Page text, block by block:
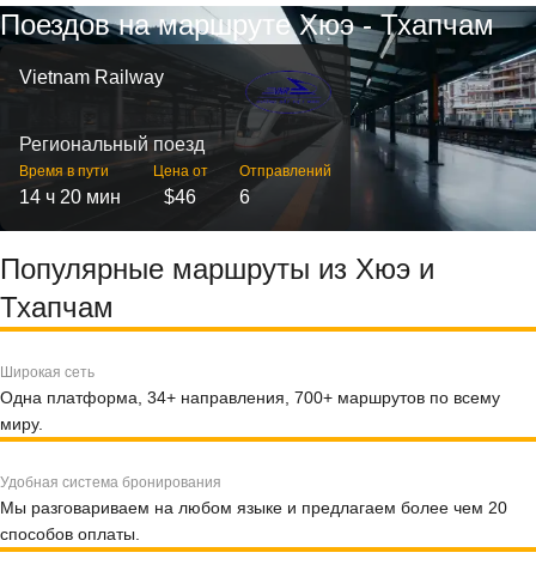
Поездов на маршруте Хюэ - Тхапчам
Vietnam Railway
Региональный поезд
Время в пути
14 ч 20 мин
Цена от
$46
Отправлений
6
Популярные маршруты из Хюэ и
Тхапчам
Широкая сеть
Одна платформа, 34+ направления, 700+ маршрутов по всему
миру.
Удобная система бронирования
Мы разговариваем на любом языке и предлагаем более чем 20
способов оплаты.